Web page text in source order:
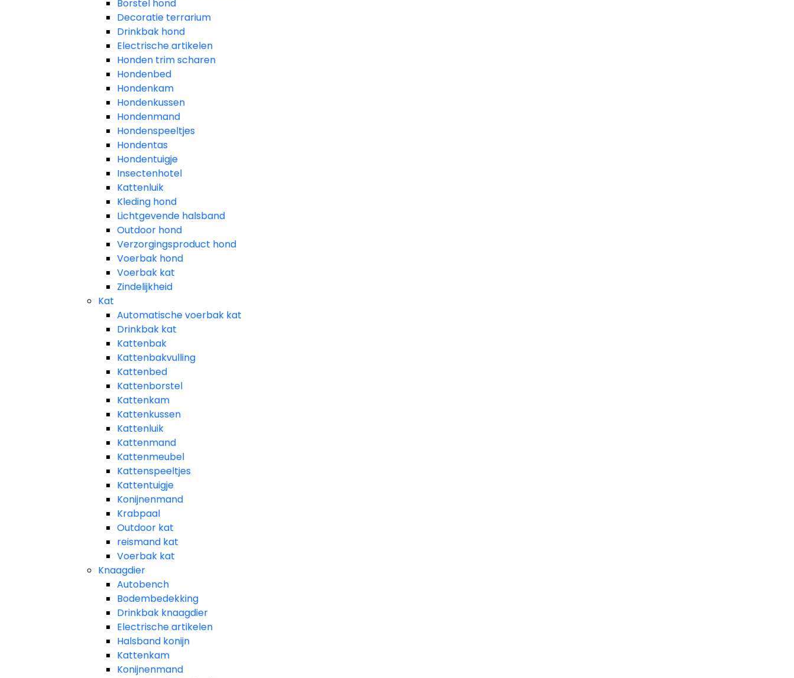
Borstel hond
Decoratie terrarium
Drinkbak hond
Electrische artikelen
Honden trim scharen
Hondenbed
Hondenkam
Hondenkussen
Hondenmand
Hondenspeeltjes
Hondentas
Hondentuigje
Insectenhotel
Kattenluik
Kleding hond
Lichtgevende halsband
Outdoor hond
Verzorgingsproduct hond
Voerbak hond
Voerbak kat
Zindelijkheid
Kat
Automatische voerbak kat
Drinkbak kat
Kattenbak
Kattenbakvulling
Kattenbed
Kattenborstel
Kattenkam
Kattenkussen
Kattenluik
Kattenmand
Kattenmeubel
Kattenspeeltjes
Kattentuigje
Konijnenmand
Krabpaal​
Outdoor kat
reismand kat​
Voerbak kat
Knaagdier
Autobench
Bodembedekking
Drinkbak knaagdier
Electrische artikelen
Halsband konijn
Kattenkam
Konijnenmand